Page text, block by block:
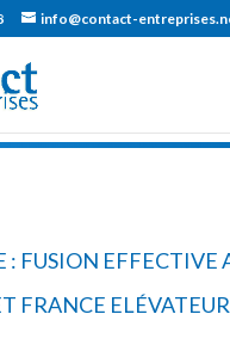
info@contact-
: FUSION EFFECTIVE
FRANCE